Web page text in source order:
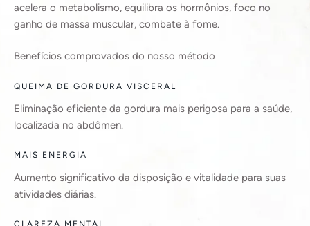
acelera o metabolismo, equilibra os hormônios, foco no
ganho de massa muscular, combate à fome.
Benefícios comprovados do nosso método
QUEIMA DE GORDURA VISCERAL
Eliminação eficiente da gordura mais perigosa para a saúde,
localizada no abdômen.
MAIS ENERGIA
Aumento significativo da disposição e vitalidade para suas
atividades diárias.
CLAREZA MENTAL